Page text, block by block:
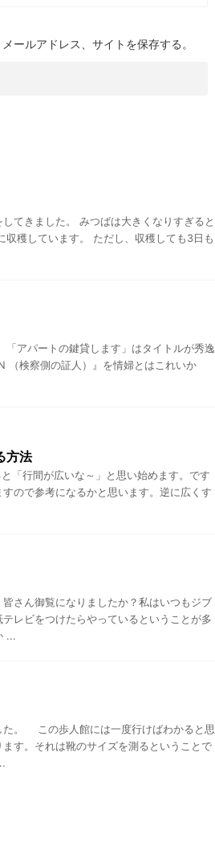
ールアドレス、サイトを保存する。
てきました。 みつばは大きくなりすぎると
穫しています。 ただし、収穫しても3日も
アパートの鍵貸します」はタイトルが秀逸
（検察側の証人）』を情婦とはこれいか
方法
「行間が広いな～」と思い始めます。です
ので参考になるかと思います。逆に広くす
さん御覧になりましたか？私はいつもジブ
レビをつけたらやっているということが多
...
。 この歩人館には一度行けばわかると思
す。それは靴のサイズを測るということで